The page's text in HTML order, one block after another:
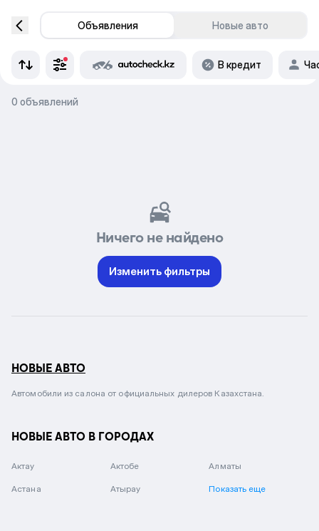
Объявления Новые авто
В кредит
0 объявлений
Ничего не найдено
Изменить фильтры
НОВЫЕ АВТО
Автомобили из салона от официальных дилеров Казахстана.
НОВЫЕ АВТО В ГОРОДАХ
Актау Актобе Алматы
Астана Атырау Показать еще